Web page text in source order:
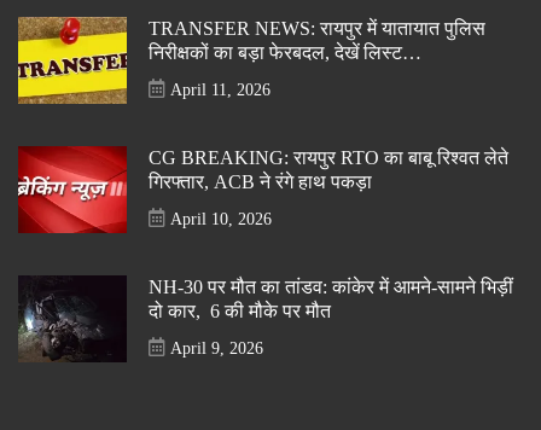
TRANSFER NEWS: रायपुर में यातायात पुलिस
निरीक्षकों का बड़ा फेरबदल, देखें लिस्ट…
April 11, 2026
CG BREAKING: रायपुर RTO का बाबू रिश्वत लेते
गिरफ्तार, ACB ने रंगे हाथ पकड़ा
April 10, 2026
NH-30 पर मौत का तांडव: कांकेर में आमने-सामने भिड़ीं
दो कार, 6 की मौके पर मौत
April 9, 2026